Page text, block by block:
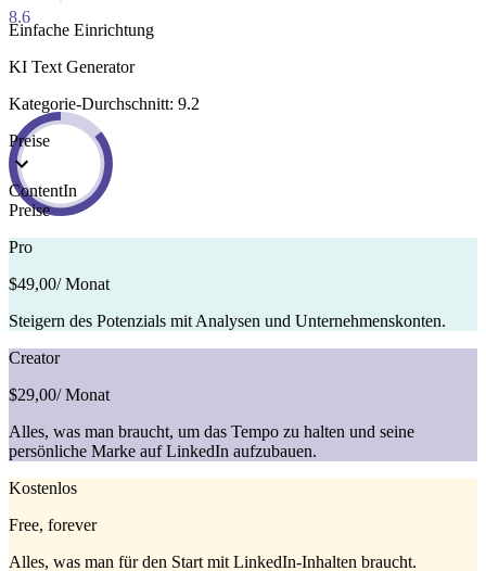
8.6
Einfache Einrichtung
KI Text Generator
Kategorie-Durchschnitt: 9.2
Preise
ContentIn
Preise
Pro
$49,00/ Monat
Steigern des Potenzials mit Analysen und Unternehmenskonten.
Creator
$29,00/ Monat
Alles, was man braucht, um das Tempo zu halten und seine
persönliche Marke auf LinkedIn aufzubauen.
Kostenlos
Free, forever
Alles, was man für den Start mit LinkedIn-Inhalten braucht.